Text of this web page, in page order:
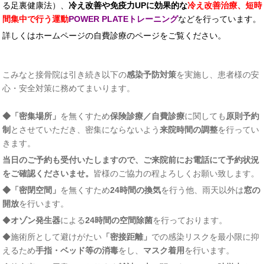
る足裏健康法）、 冷え改善や免疫力UPに効果的な冷え改善治療、短時
間集中で行う運動POWER PLATE トレーニングなどを行っています。
詳しくはホームページの自費診療のページをご覧ください。
こみなと接骨院は引き続き以下の感染予防対策を実施し、患者様の安
心・安全対策に務めてまいります。
◆「密集場所」 を無くすため保険診療／自費診療に関しても 原則予約
制 とさせていただき、密集にならないよう来院時間の調整を行ってい
きます。
当日のご予約も受付いたしますので、ご来院前にお電話にて予約状況
をご確認くださいませ。 皆様のご協力の程よろしくお願い致します。
◆「密閉空間」 を無くすため24時間の換気を行う他、雨天以外は窓の
開放を行います。
◆オゾン発生器による24時間の空間除菌を行っております。
◆施術所として避けがたい 「密接距離」 での感染リスクを最小限に抑
えるため手指・ベッド等の消毒をし、 マスク着用を行います。